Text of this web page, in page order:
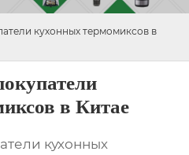
кухонных термомиксов в
в Китае
кухонных